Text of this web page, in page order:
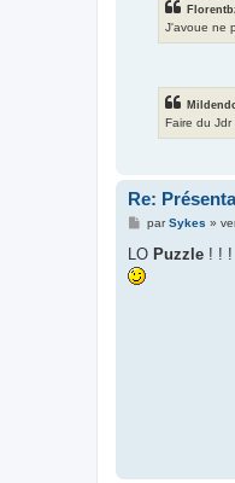
J'avoue ne
Faire du
Re:
M
s
a
parSykes »
LO Puzzle ! ! !